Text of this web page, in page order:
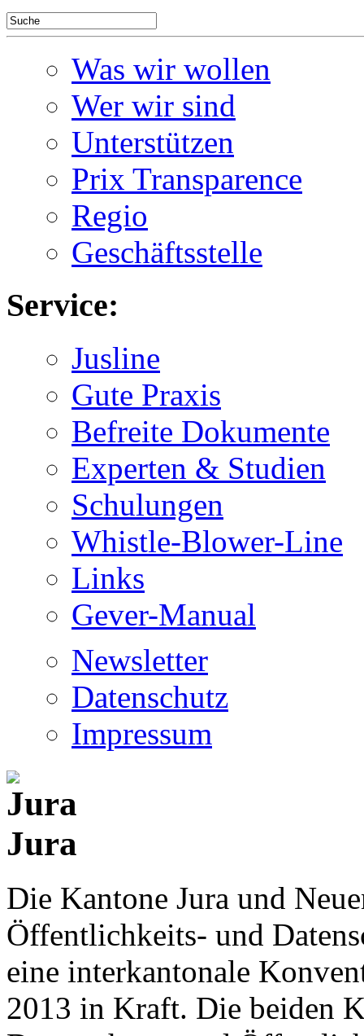
Was wir wollen
Wer wir sind
Unterstützen
Prix Transparence
Regio
Geschäftsstelle
Service:
Jusline
Gute Praxis
Befreite Dokumente
Experten & Studien
Schulungen
Whistle-Blower-Line
Links
Gever-Manual
Newsletter
Datenschutz
Impressum
Jura
Die Kantone Jura und
Öffentlichkeits- und
eine interkantonale
2013 in Kraft. Die beiden